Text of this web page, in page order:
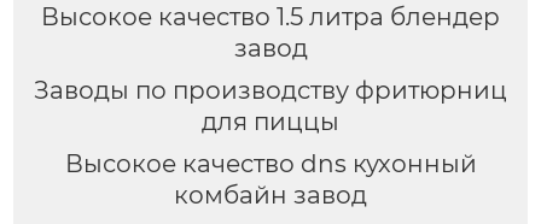
Высокое качество 1.5 литра блендер
завод
Заводы по производству фритюрниц
для пиццы
Высокое качество dns кухонный
комбайн завод